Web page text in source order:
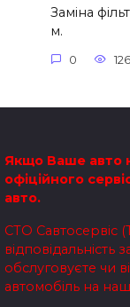
Заміна
м.
0 126
Якщо Ваше авто
офіційного
авто.
СТО Савтосервіс
відповідальність
обслуговуєте чи
автомобіль на